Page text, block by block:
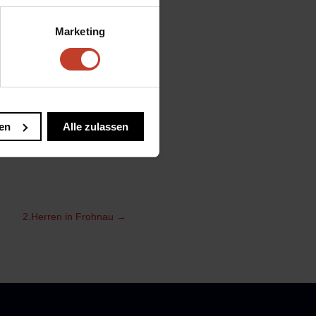
Marketing
Alle zulassen
ist um 14:00 Uhr.
2.Herren in Frohnau →